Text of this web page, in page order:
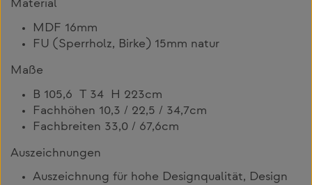
Material
MDF 16mm
FU (Sperrholz, Birke) 15mm natur
Maße
B 105,6 T 34 H 223cm
Fachhöhen 10,3 / 22,5 / 34,7cm
Fachbreiten 33,0 / 67,6cm
Auszeichnungen
Auszeichnung für hohe Designqualität, Design